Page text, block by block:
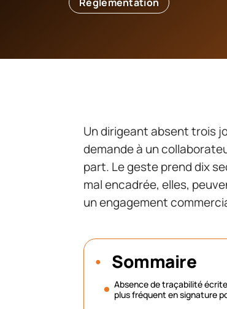
Un dirigeant absent trois
demande à un
part. Le geste prend dix
mal encadrée, elles,
un engagement
Sommaire
Absence de traçabilité
plus fréquent en signature